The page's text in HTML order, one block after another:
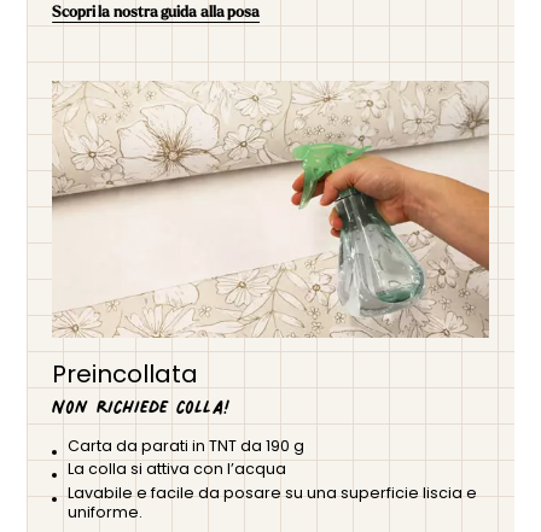
Scopri la nostra guida alla posa
Preincollata
Non richiede colla!
Carta da parati in TNT da 190 g
La colla si attiva con l’acqua
Lavabile e facile da posare su una superficie liscia e
uniforme.